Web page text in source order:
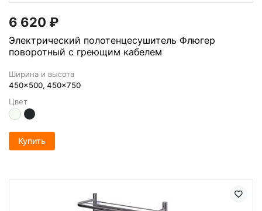
6 620 ₽
Электрический полотенцесушитель Флюгер
поворотный с греющим кабелем
Ширина и высота
450x500, 450x750
Цвет
Купить